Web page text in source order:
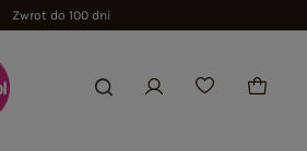
Zwrot do 100 dni